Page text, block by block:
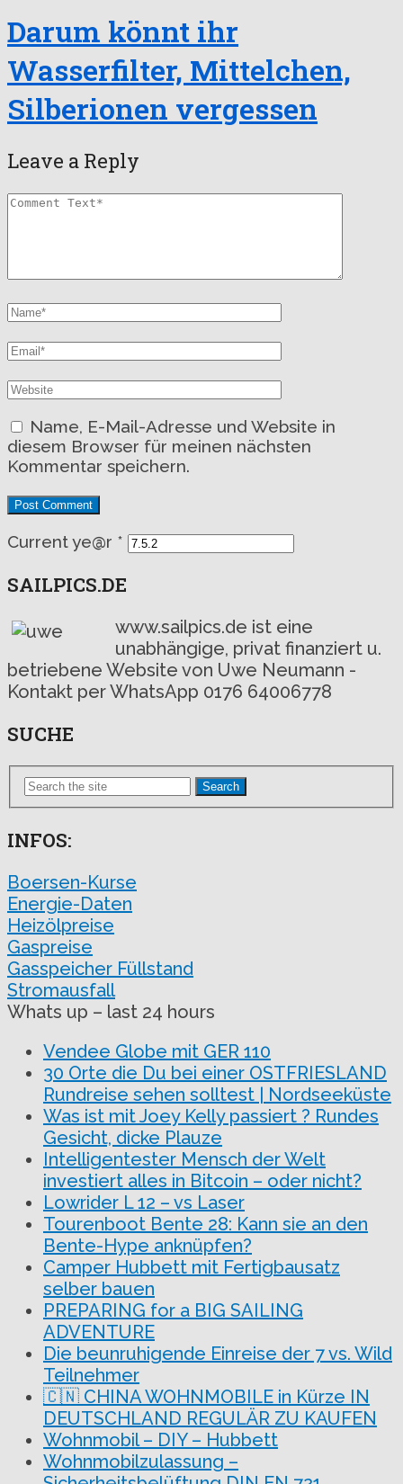
Darum könnt ihr
Wasserfilter, Mittelchen,
Silberionen vergessen
Leave a Reply
Name, E-Mail-Adresse und Website in
diesem Browser für meinen nächsten
Kommentar speichern.
Current ye@r *
SAILPICS.DE
www.sailpics.de ist eine
unabhängige, privat finanziert u.
betriebene Website von Uwe Neumann -
Kontakt per WhatsApp 0176 64006778
SUCHE
Search
INFOS:
Boersen-Kurse
Energie-Daten
Heizölpreise
Gaspreise
Gasspeicher Füllstand
Stromausfall
Whats up – last 24 hours
Vendee Globe mit GER 110
30 Orte die Du bei einer OSTFRIESLAND
Rundreise sehen solltest | Nordseeküste
Was ist mit Joey Kelly passiert ? Rundes
Gesicht, dicke Plauze
Intelligentester Mensch der Welt
investiert alles in Bitcoin – oder nicht?
Lowrider L 12 – vs Laser
Tourenboot Bente 28: Kann sie an den
Bente-Hype anknüpfen?
Camper Hubbett mit Fertigbausatz
selber bauen
PREPARING for a BIG SAILING
ADVENTURE
Die beunruhigende Einreise der 7 vs. Wild
Teilnehmer
🇨🇳 CHINA WOHNMOBILE in Kürze IN
DEUTSCHLAND REGULÄR ZU KAUFEN
Wohnmobil – DIY – Hubbett
Wohnmobilzulassung –